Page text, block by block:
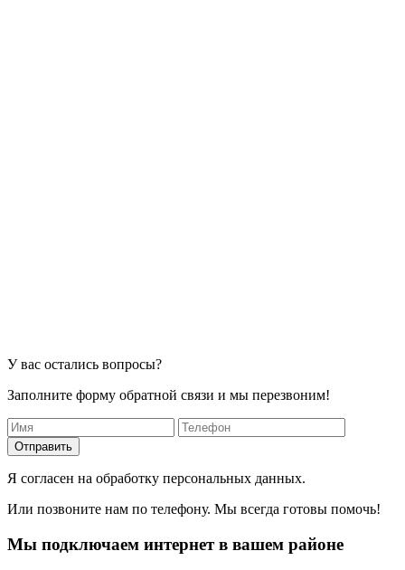
У вас остались вопросы?
Заполните форму обратной связи и мы перезвоним!
Отправить
Я согласен на обработку персональных данных.
Или позвоните нам по телефону. Мы всегда готовы помочь!
Мы подключаем интернет в вашем районе